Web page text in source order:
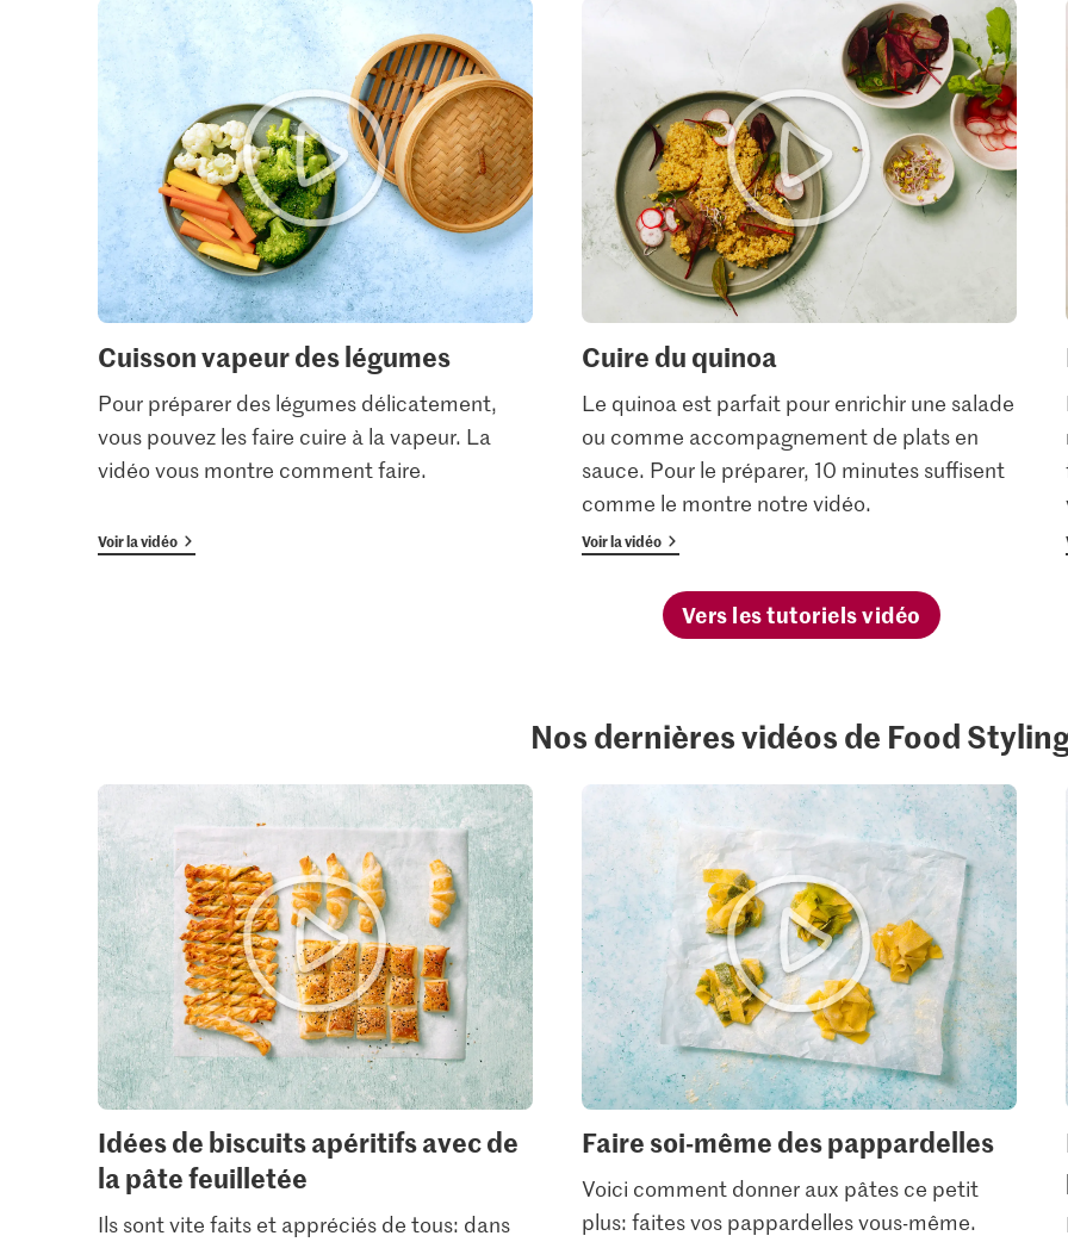
Cuisson vapeur des légumes
Pour préparer des légumes délicatement,
vous pouvez les faire cuire à la vapeur. La
vidéo vous montre comment faire.
Voir la vidéo
Cuire du quinoa
Le quinoa est parfait pour enrichir une salade
ou comme accompagnement de plats en
sauce. Pour le préparer, 10 minutes suffisent
comme le montre notre vidéo.
Voir la vidéo
Vers les tutoriels vidéo
Nos dernières vidéos de Food
Idées de biscuits apéritifs avec de
la pâte feuilletée
Ils sont vite faits et appréciés de tous: dans
Faire soi-même des pappardelles
Voici comment donner aux pâtes ce petit
plus: faites vos pappardelles vous-même.